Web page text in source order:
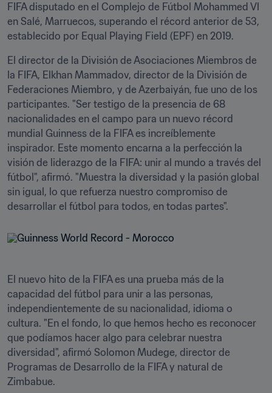
FIFA disputado en el Complejo de Fútbol Mohammed VI
en Salé, Marruecos, superando el récord anterior de 53,
establecido por Equal Playing Field (EPF) en 2019.
El director de la División de Asociaciones Miembros de
la FIFA, Elkhan Mammadov, director de la División de
Federaciones Miembro, y de Azerbaiyán, fue uno de los
participantes. "Ser testigo de la presencia de 68
nacionalidades en el campo para un nuevo récord
mundial Guinness de la FIFA es increíblemente
inspirador. Este momento encarna a la perfección la
visión de liderazgo de la FIFA: unir al mundo a través del
fútbol", afirmó. "Muestra la diversidad y la pasión global
sin igual, lo que refuerza nuestro compromiso de
desarrollar el fútbol para todos, en todas partes".
El nuevo hito de la FIFA es una prueba más de la
capacidad del fútbol para unir a las personas,
independientemente de su nacionalidad, idioma o
cultura. "En el fondo, lo que hemos hecho es reconocer
que podíamos hacer algo para celebrar nuestra
diversidad", afirmó Solomon Mudege, director de
Programas de Desarrollo de la FIFA y natural de
Zimbabue.